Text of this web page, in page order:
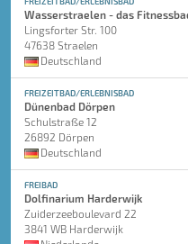
Wasserstraelen - das
Lingsforter Str. 100
47638 Straelen
Deutschland
FREIZEITBAD/ERLEBNISBAD
Dünenbad Dörpen
Schulstraße 12
26892 Dörpen
Deutschland
FREIBAD
Dolfinarium Harderwijk
Zuiderzeeboulevard 22
3841 WB Harderwijk